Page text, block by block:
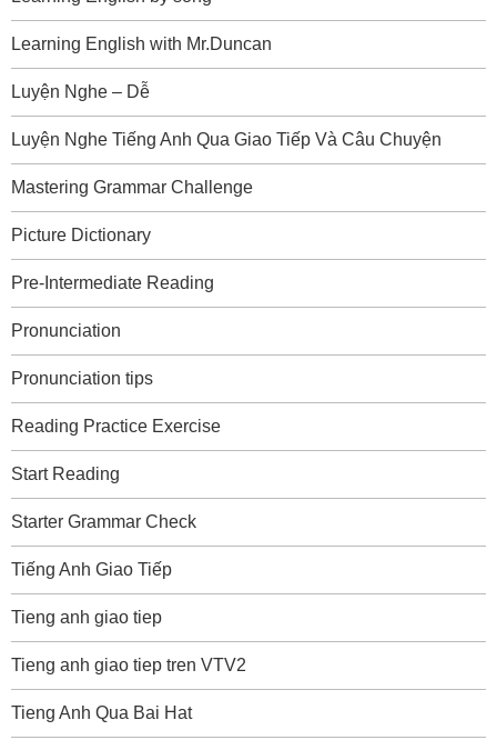
Learning English with Mr.Duncan
Luyện Nghe – Dễ
Luyện Nghe Tiếng Anh Qua Giao Tiếp Và Câu Chuyện
Mastering Grammar Challenge
Picture Dictionary
Pre-Intermediate Reading
Pronunciation
Pronunciation tips
Reading Practice Exercise
Start Reading
Starter Grammar Check
Tiếng Anh Giao Tiếp
Tieng anh giao tiep
Tieng anh giao tiep tren VTV2
Tieng Anh Qua Bai Hat